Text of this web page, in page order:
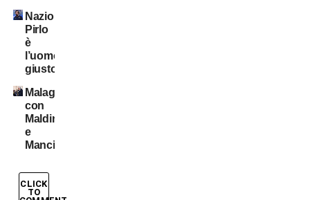
Nazionale:
Pirlo
è
l’uomo
giusto?
Malagò
con
Maldini
e
Mancini?
CLICK
TO